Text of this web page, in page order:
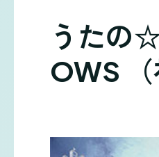
うたの
OWS （